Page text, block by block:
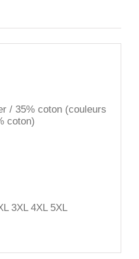
/ 35% coton (couleurs
coton)
3XL 4XL 5XL